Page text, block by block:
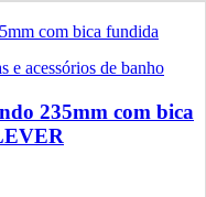
235mm com bica